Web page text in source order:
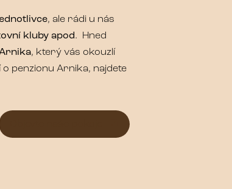
, ale rádi u nás
kluby apod. Hned
, který vás okouzlí
penzionu Arnika, najdete